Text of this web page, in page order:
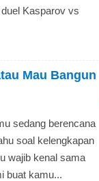
Kasparov vs
Mau Bangun
sedang berencana
soal kelengkapan
wajib kenal sama
buat kamu...